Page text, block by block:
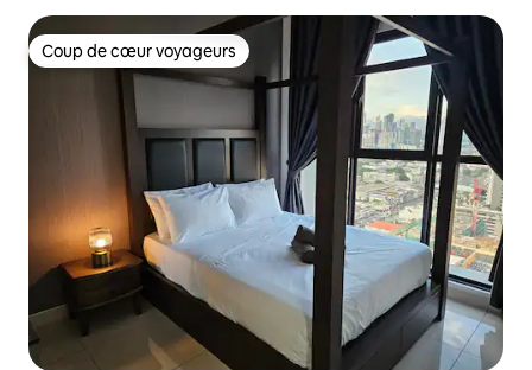
Coup de cœur voyageurs
Coup de cœur voyageurs